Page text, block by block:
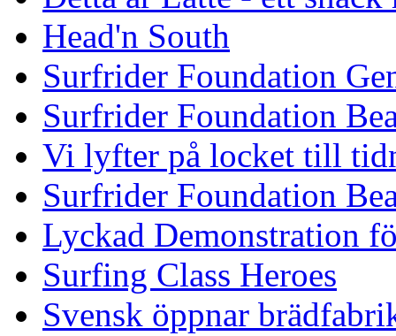
Head'n South
Surfrider Foundation
Surfrider Foundation
Vi lyfter på locket till
Surfrider Foundation
Lyckad Demonstration
Surfing Class Heroes
Svensk öppnar